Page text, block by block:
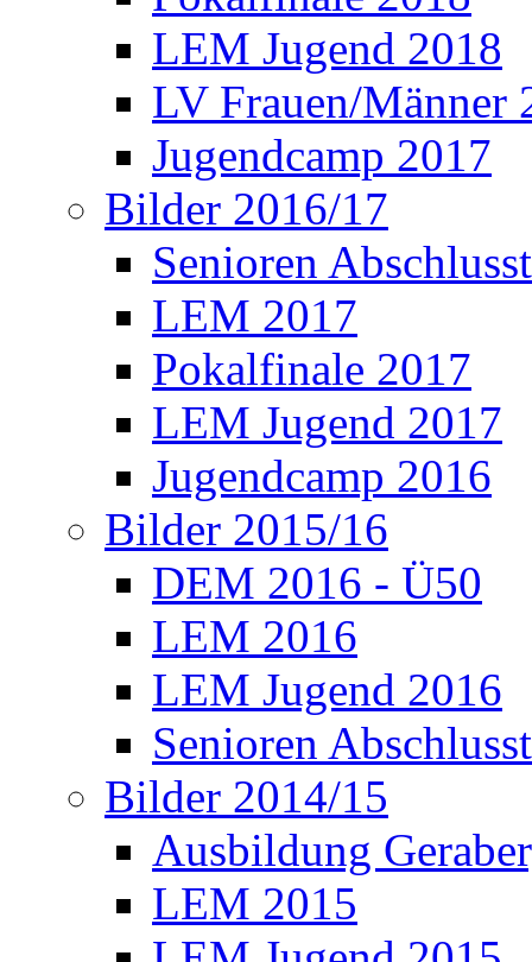
LEM Jugend 2018
LV Frauen/Männer
Jugendcamp 2017
Bilder 2016/17
Senioren
LEM 2017
Pokalfinale 2017
LEM Jugend 2017
Jugendcamp 2016
Bilder 2015/16
DEM 2016 - Ü50
LEM 2016
LEM Jugend 2016
Senioren
Bilder 2014/15
Ausbildung
LEM 2015